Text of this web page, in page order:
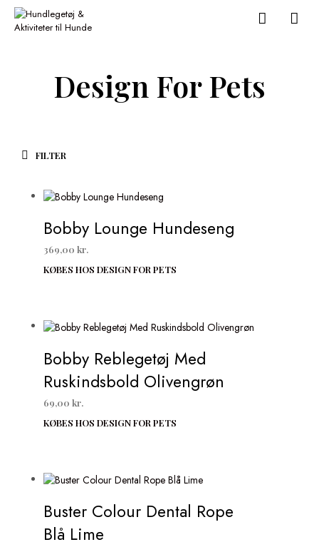
Design For Pets
FILTER
Bobby Lounge Hundeseng
369,00 kr.
KØBES HOS DESIGN FOR PETS
Bobby Reblegetøj Med
Ruskindsbold Olivengrøn
69,00 kr.
KØBES HOS DESIGN FOR PETS
Buster Colour Dental Rope
Blå Lime